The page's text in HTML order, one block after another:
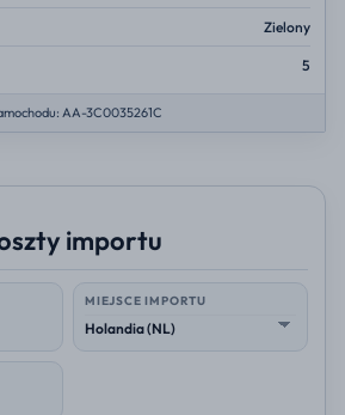
Zielony
5
AA-3C0035261C
importu
MIEJSCE IMPORTU